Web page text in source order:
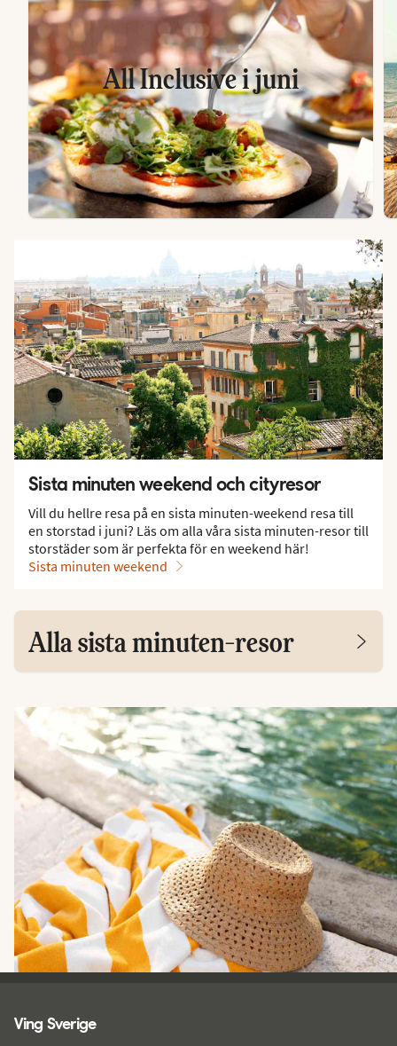
All Inclusive i juni
Sista minuten weekend och cityresor
Vill du hellre resa på en sista minuten-weekend resa till
en storstad i juni? Läs om alla våra sista minuten-resor till
storstäder som är perfekta för en weekend här!
Sista minuten weekend
Alla sista minuten-resor
Ving Sverige